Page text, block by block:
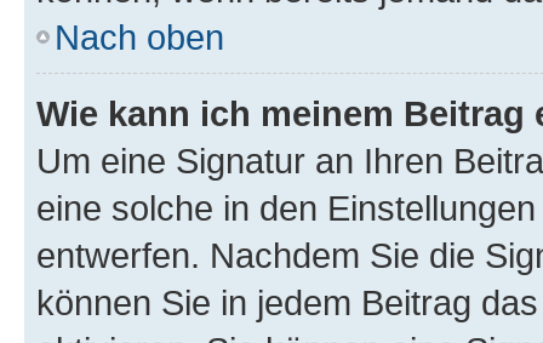
Nach oben
Wie kann ich meinem
Um eine Signatur an Ihren
eine solche in den
entwerfen. Nachdem Sie die
können Sie in jedem Beitrag